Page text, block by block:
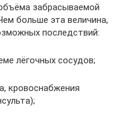
забрасываемой
больше эта величина,
последствий:
лёгочных сосудов;
кровоснабжения